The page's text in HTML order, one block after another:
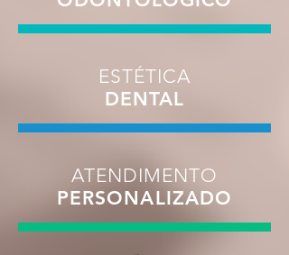
ESTÉTICA
DENTAL
ATENDIMENTO
PERSONALIZADO